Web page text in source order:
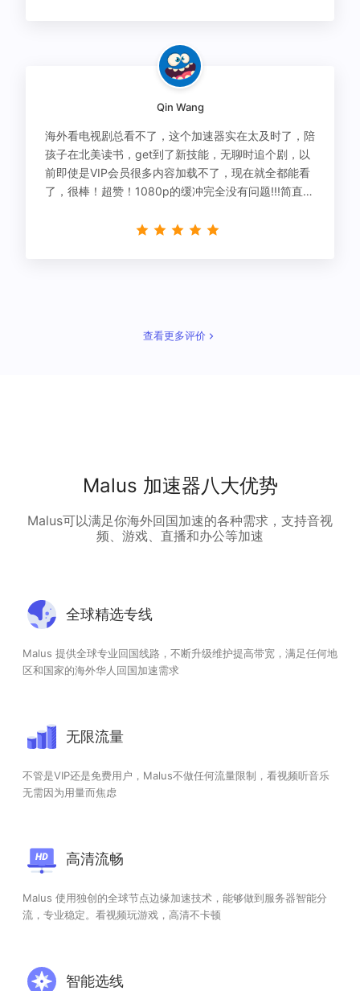
Qin Wang
海外看电视剧总看不了，这个加速器实在太及时了，陪
孩子在北美读书，get到了新技能，无聊时追个剧，以
前即使是VIP会员很多内容加载不了，现在就全都能看
了，很棒！超赞！1080p的缓冲完全没有问题!!!简直救
查看更多评价
Malus 加速器八大优势
Malus可以满足你海外回国加速的各种需求，支持音视
频、游戏、直播和办公等加速
全球精选专线
Malus 提供全球专业回国线路，不断升级维护提高带宽，满足任何地
区和国家的海外华人回国加速需求
无限流量
不管是VIP还是免费用户，Malus不做任何流量限制，看视频听音乐
无需因为用量而焦虑
高清流畅
Malus 使用独创的全球节点边缘加速技术，能够做到服务器智能分
流，专业稳定。看视频玩游戏，高清不卡顿
智能选线